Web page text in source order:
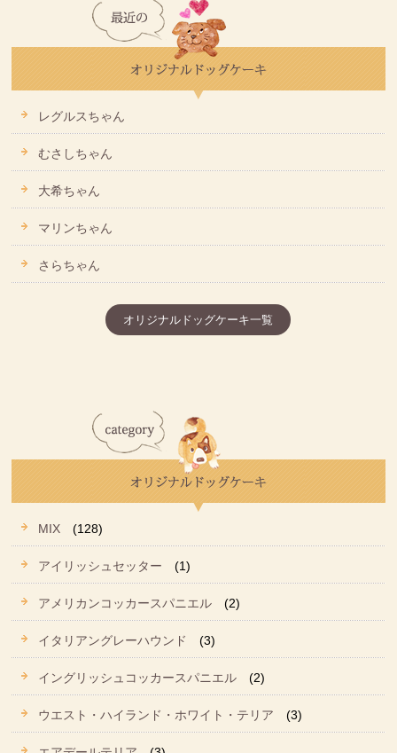
レグルスちゃん
むさしちゃん
大希ちゃん
マリンちゃん
さらちゃん
オリジナルドッグケーキ一覧
MIX (128)
アイリッシュセッター (1)
アメリカンコッカースパニエル (2)
イタリアングレーハウンド (3)
イングリッシュコッカースパニエル (2)
ウエスト・ハイランド・ホワイト・テリア (3)